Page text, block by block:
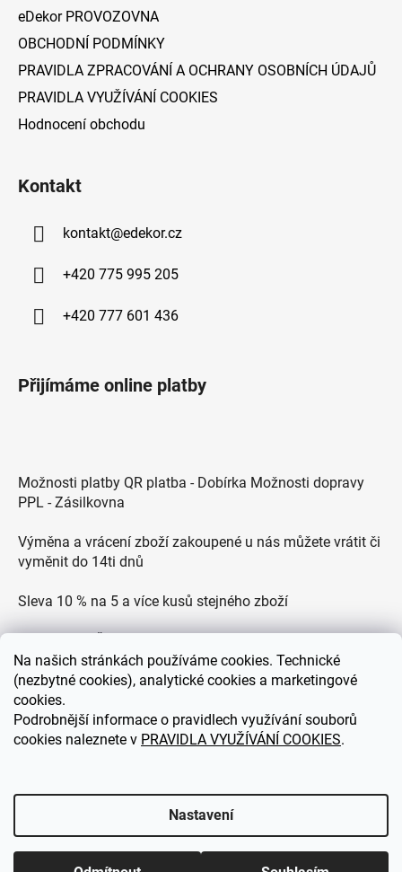
Na našich stránkách používáme cookies. Technické
(nezbytné cookies), analytické cookies a marketingové
cookies.
Podrobnější informace o pravidlech využívání souborů
cookies naleznete v PRAVIDLA VYUŽÍVÁNÍ COOKIES.
Nastavení
ý
i
eDekor PROVOZOVNA
OBCHODNÍ PODMÍNKY
PRAVIDLA ZPRACOVÁNÍ A OCHRANY OSOBNÍCH ÚDAJŮ
PRAVIDLA VYUŽÍVÁNÍ COOKIES
Hodnocení obchodu
Kontakt
kontakt@edekor.cz
+420 775 995 205
+420 777 601 436
Přijímáme online platby
Možnosti platby QR platba - Dobírka Možnosti dopravy
PPL - Zásilkovna
Výměna a vrácení zboží zakoupené u nás můžete vrátit či
vyměnit do 14ti dnů
Sleva 10 % na 5 a více kusů stejného zboží
Zákaznická podpora každý všední den od 9.00 do 18.00
hodin
eDEKOR.cz